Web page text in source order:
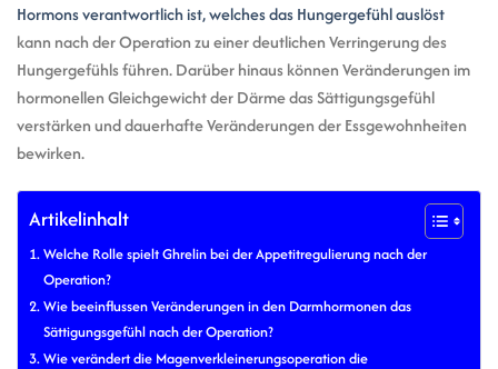
Hormons verantwortlich ist, welches das Hungergefühl auslöst
kann nach der Operation zu einer deutlichen Verringerung des
Hungergefühls führen. Darüber hinaus können Veränderungen im
hormonellen Gleichgewicht der Därme das Sättigungsgefühl
verstärken und dauerhafte Veränderungen der Essgewohnheiten
bewirken.
Artikelinhalt
Welche Rolle spielt Ghrelin bei der Appetitregulierung nach der
Operation?
Wie beeinflussen Veränderungen in den Darmhormonen das
Sättigungsgefühl nach der Operation?
Wie verändert die Magenverkleinerungsoperation die